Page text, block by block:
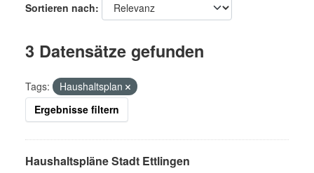
Sortieren nach
3 Datensätze gefunden
Tags:
Haushaltsplan
Ergebnisse filtern
Haushaltspläne Stadt Ettlingen